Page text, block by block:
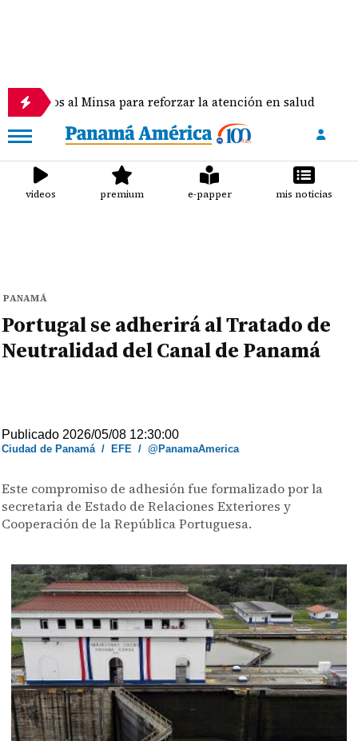
al Minsa para reforzar la atención en salud
videos premium e-papper mis noticias
PANAMÁ
Portugal se adherirá al Tratado de
Neutralidad del Canal de Panamá
Publicado 2026/05/08 12:30:00
Ciudad de Panamá/ EFE /@PanamaAmerica
Este compromiso de adhesión fue formalizado por la
secretaria de Estado de Relaciones Exteriores y
Cooperación de la República Portuguesa.